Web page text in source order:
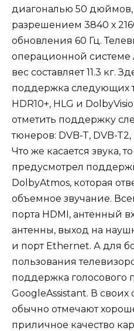
диагональю 50
разрешением 3840 х
обновления 60 Гц.
операционной системе
вес составляет 11.3 кг.
поддержка следующих
HDR10+, HLG и
отметить поддержку
тюнеров: DVB-T, DVB-T2,
Что же касается звука,
предусмотрел
DolbyAtmos, которая
объемное звучание.
порта HDMI, антенный
антенны, выход на
и порт Ethernet. А для
пользования
поддержка голосового
GoogleAssistant. В своих
обычно отмечают
приличное качество